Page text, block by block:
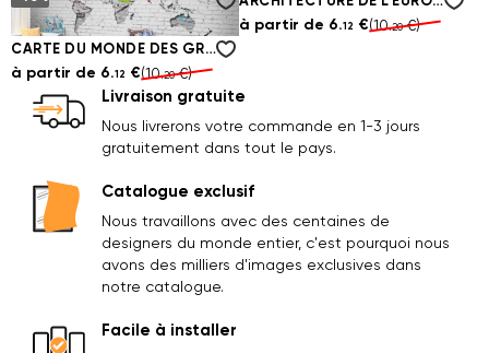
à partir de6.12€(10.20€) à partir de 6.12 €(10.20€)
CARTE DU MONDE DES GRAFFITIS
à partir de 6.12 €(10.20€)
Livraison gratuite
Nous livrerons votre commande en 1-3 jours
gratuitement dans tout le pays.
Catalogue exclusif
Nous travaillons avec des centaines de
designers du monde entier, c'est pourquoi nous
avons des milliers d'images exclusives dans
notre catalogue.
Facile à installer